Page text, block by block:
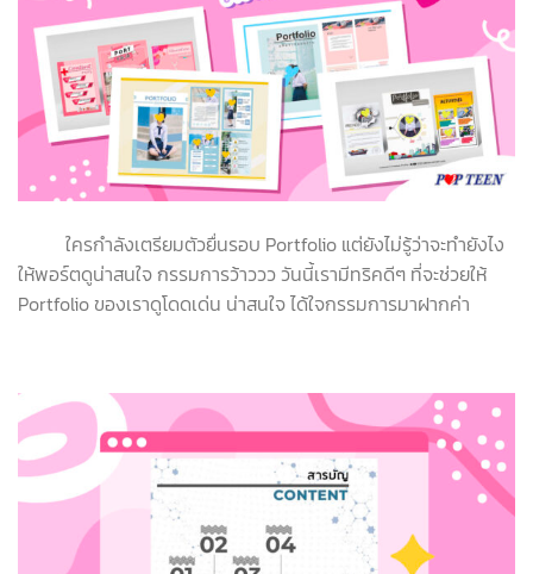
ใครกำลังเตรียมตัวยื่นรอบ Portfolio แต่ยังไม่รู้ว่าจะทำยังไง
ให้พอร์ตดูน่าสนใจ กรรมการว้าววว วันนี้เรามีทริคดีๆ ที่จะช่วยให้
Portfolio ของเราดูโดดเด่น น่าสนใจ ได้ใจกรรมการมาฝากค่า